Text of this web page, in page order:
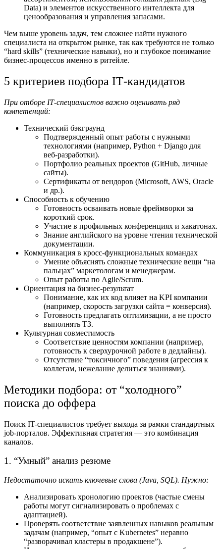
Data) и элементов искусственного интеллекта для
ценообразования и управления запасами.
Чем выше уровень задач, тем сложнее найти нужного
специалиста на открытом рынке, так как требуются не только
“hard skills” (технические навыки), но и глубокое понимание
бизнес-процессов именно в ритейле.
5 критериев подбора IT‑кандидатов
При отборе IT‑специалистов важно оценивать ряд
компетенций:
Технический бэкграунд
Подтвержденный опыт работы с нужными
технологиями (например, Python + Django для
веб‑разработки).
Портфолио реальных проектов (GitHub, личные
сайты).
Сертификаты от вендоров (Microsoft, AWS, Oracle
и др.).
Способность к обучению
Готовность осваивать новые фреймворки за
короткий срок.
Участие в профильных конференциях и хакатонах.
Знание английского на уровне чтения технической
документации.
Коммуникация в кросс‑функциональных командах
Умение объяснять сложные технические вещи “на
пальцах” маркетологам и менеджерам.
Опыт работы по Agile/Scrum.
Ориентация на бизнес‑результат
Понимание, как их код влияет на KPI компании
(например, скорость загрузки сайта = конверсия).
Готовность предлагать оптимизации, а не просто
выполнять ТЗ.
Культурная совместимость
Соответствие ценностям компании (например,
готовность к сверхурочной работе в дедлайны).
Отсутствие “токсичного” поведения (агрессия к
коллегам, нежелание делиться знаниями).
Методики подбора: от “холодного”
поиска до оффера
Поиск IT-специалистов требует выхода за рамки стандартных
job-порталов. Эффективная стратегия — это комбинация
каналов.
1. “Умный” анализ резюме
Недостаточно искать ключевые слова (Java, SQL). Нужно:
Анализировать хронологию проектов (частые смены
работы могут сигнализировать о проблемах с
адаптацией).
Проверять соответствие заявленных навыков реальным
задачам (например, “опыт с Kubernetes” неравно
“разворачивал кластеры в продакшене”).